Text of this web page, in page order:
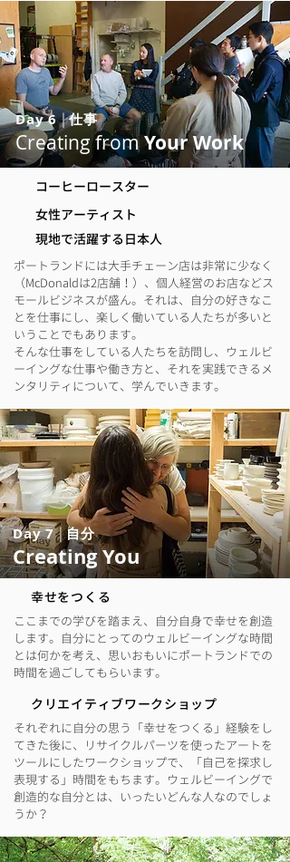
Day 6|仕事
Creating fromYour Work
コーヒーロースター
​女性アーティスト
​現地で活躍する日本人
ポートランドには大手チェーン店は非常に少なく
（McDonaldは2店舗！）、個人経営のお店などス
モールビジネスが盛ん。それは、自分の好きなこ
とを仕事にし、楽しく働いている人たちが多いと
いうことでもあります。
そんな仕事をしている人たちを訪問し、ウェルビ
ーイングな仕事や働き方と、それを実践できるメ
ンタリティについて、学んでいきます。
Day 7|自分
Creating You
幸せをつくる
ここまでの学びを踏まえ、自分自身で幸せを創造
します。自分にとってのウェルビーイングな時間
とは何かを考え、思いおもいにポートランドでの
時間を過ごしてもらいます。
クリエイティブワークショップ
それぞれに自分の思う「幸せをつくる」経験をし
てきた後に、リサイクルパーツを使ったアートを
ツールにしたワークショップで、「自己を探求し
表現する」時間をもちます。ウェルビーイングで
創造的な自分とは、いったいどんな人なのでしょ
うか？